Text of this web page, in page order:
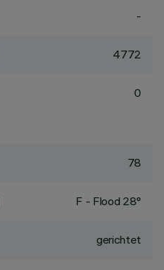
-
4772
0
78
F - Flood 28°
gerichtet